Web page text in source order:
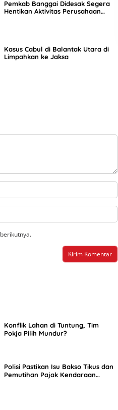
Pemkab Banggai Didesak Segera
Hentikan Aktivitas Perusahaan
Kasus Cabul di Balantak Utara di
Limpahkan ke Jaksa
Konflik Lahan di Tuntung, Tim
Pokja Pilih Mundur?
Polisi Pastikan Isu Bakso Tikus dan
Pemutihan Pajak Kendaraan